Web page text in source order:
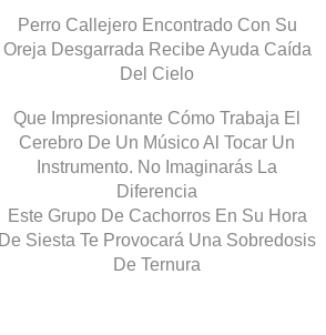
Perro Callejero Encontrado Con Su
Oreja Desgarrada Recibe Ayuda Caída
Del Cielo
Que Impresionante Cómo Trabaja El
Cerebro De Un Músico Al Tocar Un
Instrumento. No Imaginarás La
Diferencia
Este Grupo De Cachorros En Su Hora
De Siesta Te Provocará Una Sobredosis
De Ternura